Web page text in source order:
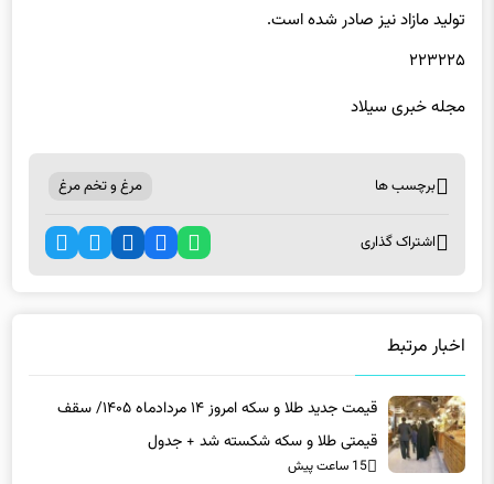
تولید مازاد نیز صادر شده است.
۲۲۳۲۲۵
مجله خبری سیلاد
برچسب ها مرغ و تخم مرغ
اشتراک گذاری
اخبار مرتبط
قیمت جدید طلا و سکه امروز ۱۴ مردادماه ۱۴۰۵/ سقف
قیمتی طلا و سکه شکسته شد + جدول
15 ساعت پیش